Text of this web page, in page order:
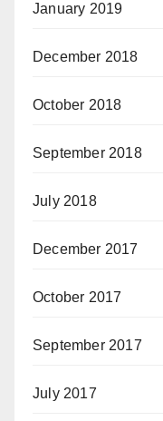
January 2019
December 2018
October 2018
September 2018
July 2018
December 2017
October 2017
September 2017
July 2017